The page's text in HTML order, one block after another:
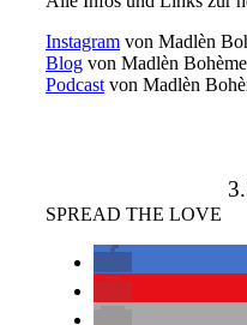
Instagram von Madlèn
Blog von Madlèn Bohème
Podcast von Madlèn
SPREAD THE LOVE